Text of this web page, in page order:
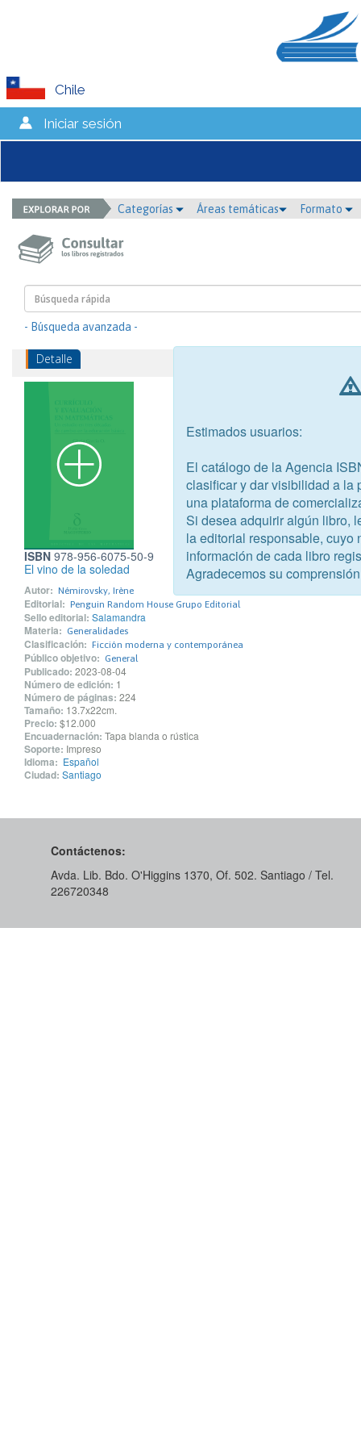
Chile
Iniciar sesión
Categorías Áreas temáticas Formato
- Búsqueda avanzada -
Detalle
ISBN 978-956-6075-50-9
El vino de la soledad
Autor: Némirovsky, Irène
Editorial: Penguin Random House Grupo Editorial
Sello editorial: Salamandra
Materia: Generalidades
Clasificación: Ficción moderna y contemporánea
Público objetivo: General
Publicado: 2023-08-04
Número de edición: 1
Número de páginas: 224
Tamaño: 13.7x22cm.
Precio: $12.000
Encuadernación: Tapa blanda o rústica
Soporte: Impreso
Idioma: Español
Ciudad: Santiago
Contáctenos:
Avda. Lib. Bdo. O'Higgins 1370, Of. 502. Santiago / Tel.
226720348
Estimados usuarios:
El catálogo de la Agencia
clasificar y dar visibilidad a la
una plataforma de
Si desea adquirir algún libro,
la editorial responsable, cuyo
información de cada libro
Agradecemos su